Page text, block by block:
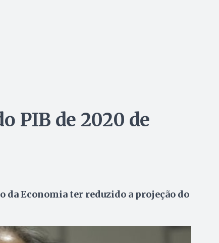
PIB de 2020 de
da Economia ter reduzido a projeção do